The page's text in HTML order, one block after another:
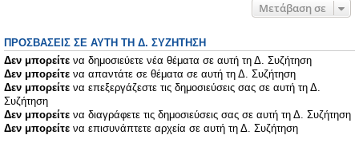
Μετάβαση σε
ΠΡΟΣΒΆΣΕΙΣ ΣΕ ΑΥΤΉ ΤΗ Δ. ΣΥΖΉΤΗΣΗ
Δεν μπορείτε να δημοσιεύετε νέα θέματα σε αυτή τη Δ. Συζήτηση
Δεν μπορείτε να απαντάτε σε θέματα σε αυτή τη Δ. Συζήτηση
Δεν μπορείτε να επεξεργάζεστε τις δημοσιεύσεις σας σε αυτή τη Δ.
Συζήτηση
Δεν μπορείτε να διαγράφετε τις δημοσιεύσεις σας σε αυτή τη Δ. Συζήτηση
Δεν μπορείτε να επισυνάπτετε αρχεία σε αυτή τη Δ. Συζήτηση